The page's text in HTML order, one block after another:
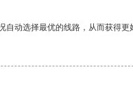
自动选择最优的线路，从而获得更